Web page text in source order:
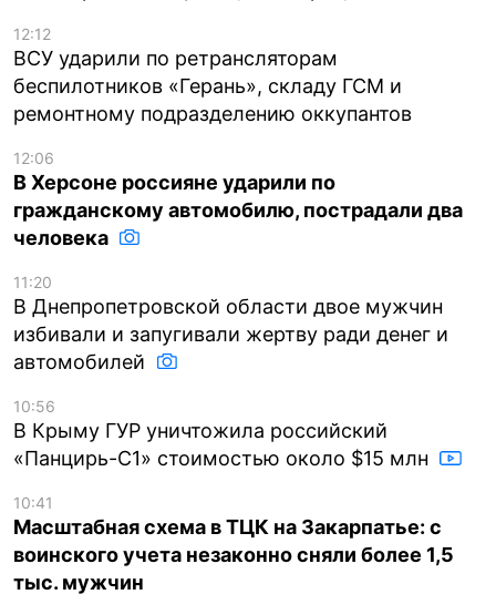
12:12
ВСУ ударили по ретрансляторам
беспилотников «Герань», складу ГСМ и
ремонтному подразделению оккупантов
12:06
В Херсоне россияне ударили по
гражданскому автомобилю, пострадали два
человека
11:20
В Днепропетровской области двое мужчин
избивали и запугивали жертву ради денег и
автомобилей
10:56
В Крыму ГУР уничтожила российский
«Панцирь-С1» стоимостью около $15 млн
10:41
Масштабная схема в ТЦК на Закарпатье: с
воинского учета незаконно сняли более 1,5
тыс. мужчин